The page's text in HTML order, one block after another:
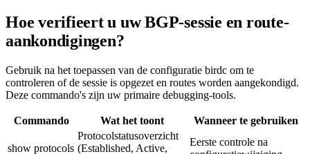
Hoe verifieert u uw BGP-sessie en route-
aankondigingen?
Gebruik na het toepassen van de configuratie birdc om te
controleren of de sessie is opgezet en routes worden aangekondigd.
Deze commando's zijn uw primaire debugging-tools.
Commando Wat het toont Wanneer te gebruiken
show protocols
Protocolstatusoverzicht
(Established, Active,
Eerste controle na